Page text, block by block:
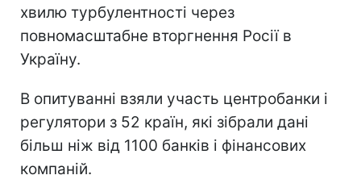
хвилю турбулентності через
повномасштабне вторгнення Росії в
Україну.
В опитуванні взяли участь центробанки і
регулятори з 52 країн, які зібрали дані
більш ніж від 1100 банків і фінансових
компаній.